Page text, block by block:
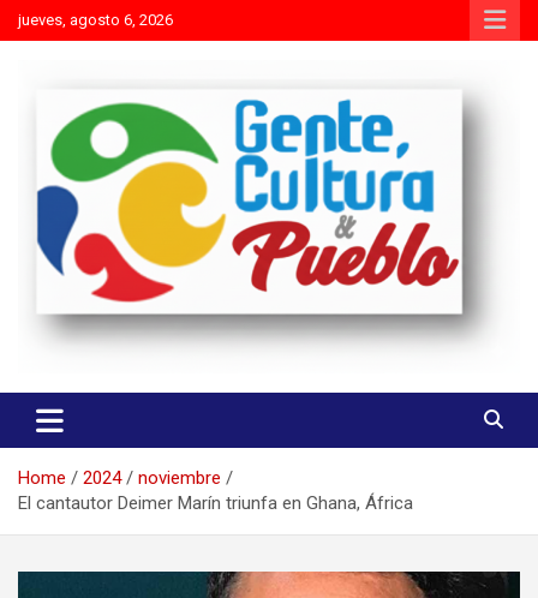
Skip
to
jueves, agosto 6, 2026
Gente Cultura y Pueblo
Home 2024
noviembre
El cantautor Deimer Marín triunfa en Ghana, África